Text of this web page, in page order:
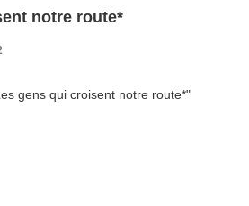
notre route*